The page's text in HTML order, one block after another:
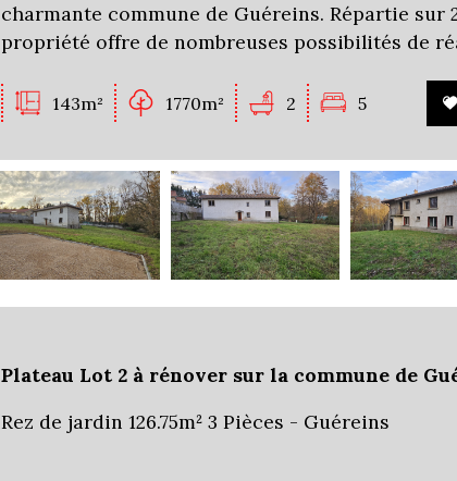
charmante commune de Guéreins. Répartie sur
propriété offre de nombreuses possibilités de
143m² 1770m² 2 5
Plateau Lot 2 à rénover sur la commune de
Rez de jardin 126.75m² 3 Pièces - Guéreins